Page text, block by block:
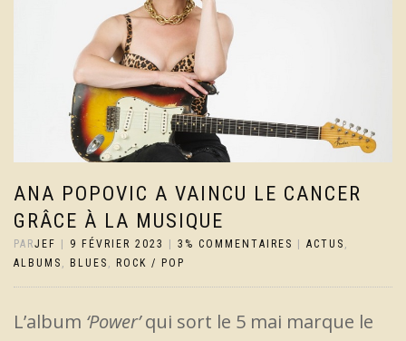
ANA POPOVIC A VAINCU LE CANCER
GRÂCE À LA MUSIQUE
PARJEF 9 FÉVRIER 2023 3% COMMENTAIRES ACTUS ,
ALBUMS , BLUES , ROCK / POP
L’album ‘Power’qui sort le 5 mai marque le